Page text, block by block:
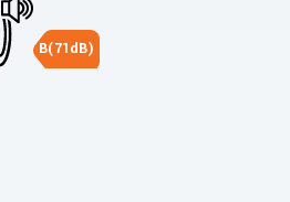
B(71dB)